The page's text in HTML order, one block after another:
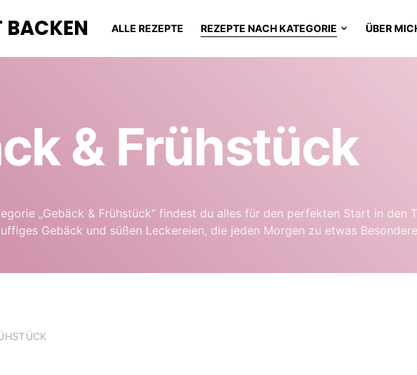
BACKEN ALLE REZEPTE REZEPTE NACH KATEGORIE ÜBER
& Frühstück
„Gebäck & Frühstück“ findest du alles für den perfekten Start in
Gebäck und süßen Leckereien, die jeden Morgen zu etwas